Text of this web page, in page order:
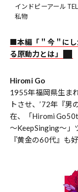
インドピーアール
私物
■本編「＂今＂に
る原動力とは」
Hiromi Go
1955年福岡県生ま
トさせ、’72年『
在、「Hiromi
～KeepSinging～」
『黄金の60代』も